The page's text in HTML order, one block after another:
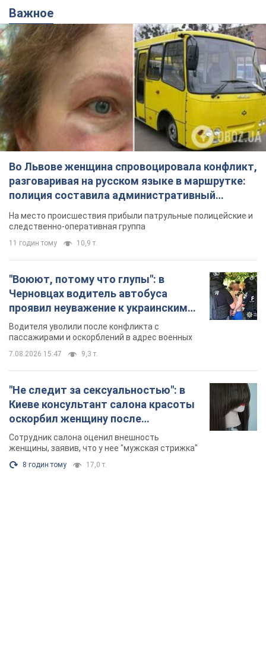
Важное
Во Львове женщина спровоцировала конфликт,
разговаривая на русском языке в маршрутке:
полиция составила административный
протокол. Видео
На место происшествия прибыли патрульные полицейские и
следственно-оперативная группа
11 годин тому 10,9 т.
"Воюют, потому что глупы": в
Черновцах водитель автобуса
проявил неуважение к украинским
военным и поплатился за это.
Видео
Водителя уволили после конфликта с
пассажирами и оскорблений в адрес военных
7.08.2026 15:47 9,3 т.
"Не следит за сексуальностью": в
Киеве консультант салона красоты
оскорбил женщину после
химиотерапии, разгорелся скандал.
Фото
Сотрудник салона оценил внешность
женщины, заявив, что у нее "мужская стрижка"
8 годин тому 17,0 т.